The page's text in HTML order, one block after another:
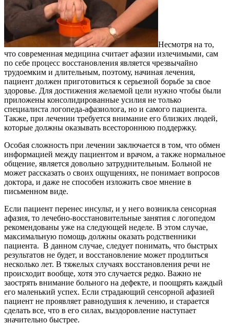
Несмотря на то,
что современная медицина считает афазии излечимыми, сам
по себе процесс восстановления является чрезвычайно
трудоемким и длительным, поэтому, начиная лечения,
пациент должен приготовиться к серьезной борьбе за свое
здоровье. Для достижения желаемой цели нужно чтобы были
приложены консолидированные усилия не только
специалиста логопеда-афазиолога, но и самого пациента.
Также, при лечении требуется внимание его близких людей,
которые должны оказывать всестороннюю поддержку.
Особая сложность при лечении заключается в том, что обмен
информацией между пациентом и врачом, а также нормальное
общение, является довольно затруднительным. Больной не
может рассказать о своих ощущениях, не понимает вопросов
доктора, и даже не способен изложить свое мнение в
письменном виде.
Если пациент перенес инсульт, и у него возникла сенсорная
афазия, то лечебно-восстановительные занятия с логопедом
рекомендованы уже на следующей неделе. В этом случае,
максимальную помощь должны оказать родственники
пациента. В данном случае, следует понимать, что быстрых
результатов не будет, и восстановление может продлиться
несколько лет. В тяжелых случаях восстановления речи не
происходит вообще, хотя это случается редко. Важно не
заострять внимание больного на дефекте, и поощрять каждый
его маленький успех. Если страдающий сенсорной афазией
пациент не проявляет равнодушия к лечению, и старается
сделать все, что в его силах, выздоровление наступает
значительно быстрее.